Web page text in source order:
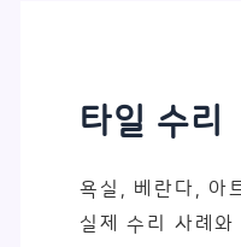
타일 수리
욕실, 베란다, 아
실제 수리 사례